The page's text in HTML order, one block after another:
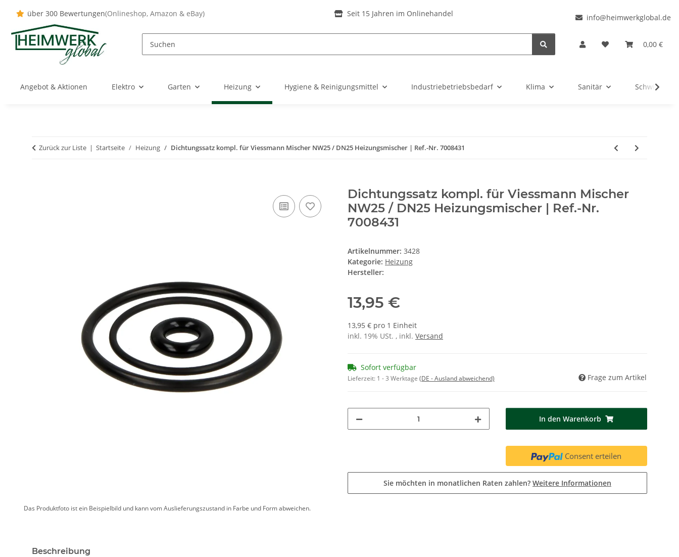
über 300 Bewertungen(Onlineshop, Amazon & eBay) Seit 15 Jahren im Onlinehandel info@heimwerkglobal.de
0,00 €
Angebot & Aktionen Elektro Garten Heizung Hygiene & Reinigungsmittel Industriebetriebsbedarf Klima Sanitär
Zurück zur Liste Startseite Heizung Dichtungssatz kompl. für Viessmann Mischer NW25 / DN25 Heizungsmischer | Ref.-Nr. 7008431
Das Produktfoto ist ein Beispielbild und kann vom Auslieferungszustand in Farbe und Form abweichen.
Dichtungssatz kompl. für Viessmann Mischer
NW25 / DN25 Heizungsmischer | Ref.-Nr.
7008431
Artikelnummer: 3428
Kategorie: Heizung
Hersteller:
13,95 €
13,95 € pro 1 Einheit
inkl. 19% USt. , inkl. Versand
Sofort verfügbar
Lieferzeit: 1 - 3 Werktage (DE - Ausland abweichend) Frage zum Artikel
In den Warenkorb
Consent erteilen
Sie möchten in monatlichen Raten zahlen? Weitere Informationen
Beschreibung